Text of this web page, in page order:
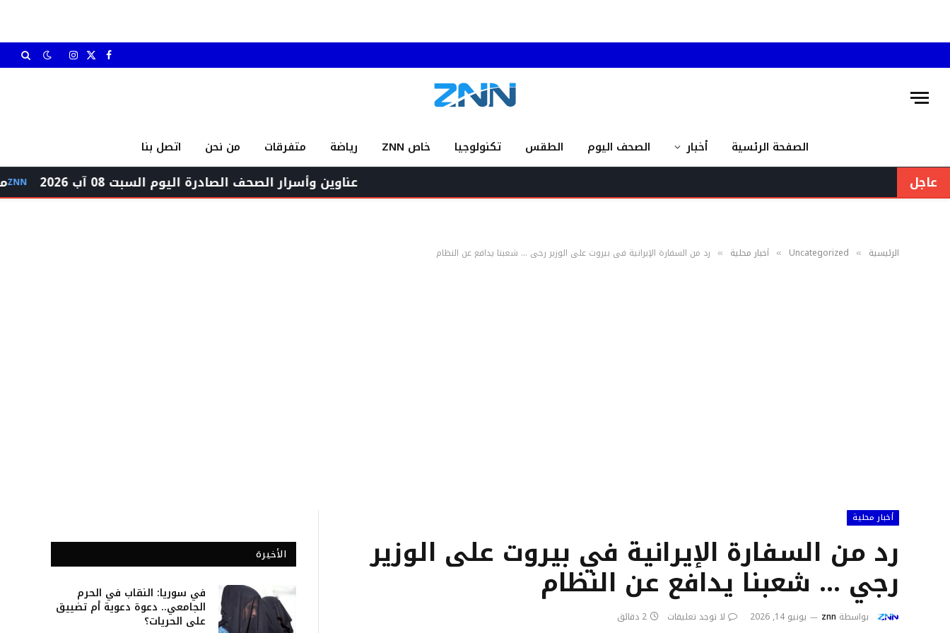
فيسبوك
X الانستغرام
الصفحة الرئسية أخبار الصحف اليوم الطقس تكنولوجيا خاص ZNN رياضة متفرقات من نحن اتصل بنا
عاجل عناوين وأسرار الصحف الصادرة اليوم السبت 08 آب 2026 مجلس الوزراء
الرئيسية »
Uncategorized
» أخبار محلية » رد من السفارة الإيرانية في بيروت على الوزير رجي … شعبنا يدافع عن النظام
أخبار محلية
رد من السفارة الإيرانية في بيروت على الوزير
رجي … شعبنا يدافع عن النظام
بواسطة znn يونيو 14, 2026 لا توجد تعليقات 2 دقائق
الأخيرة
في سوريا: النقاب في الحرم
الجامعي.. دعوة دعوية أم تضييق
على الحريات؟